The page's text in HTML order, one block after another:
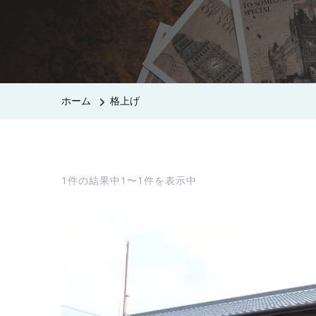
ホーム 格上げ
1件の結果中1〜1件を表示中